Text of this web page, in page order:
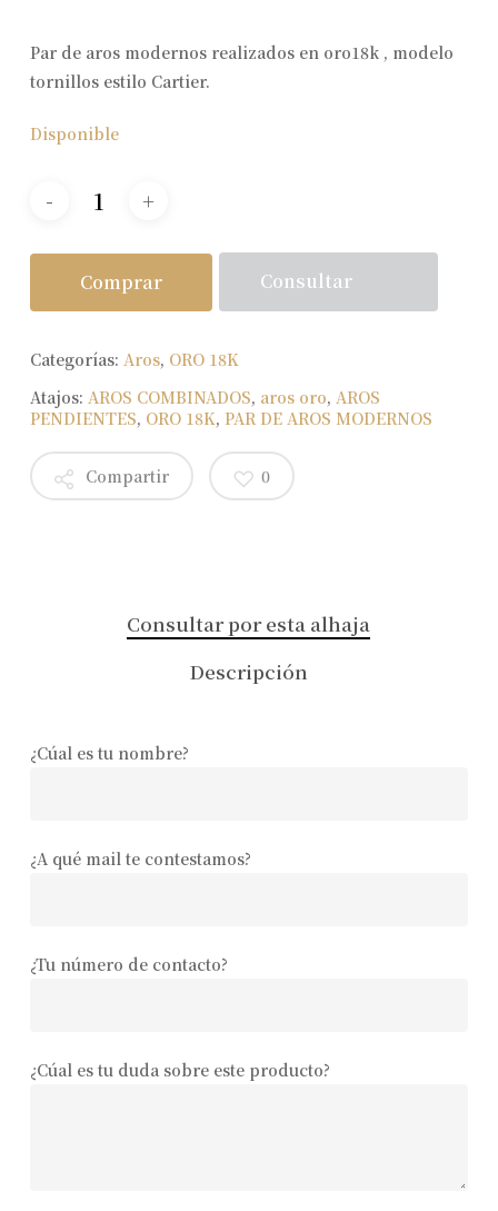
Par de aros modernos realizados en oro18k , modelo
tornillos estilo Cartier.
Disponible
Comprar Consultar
Categorías: Aros, ORO 18K
Atajos: AROS COMBINADOS, aros oro, AROS
PENDIENTES, ORO 18K, PAR DE AROS MODERNOS
Compartir 0
Consultar por esta alhaja
Descripción
¿Cúal es tu nombre?
¿A qué mail te contestamos?
¿Tu número de contacto?
¿Cúal es tu duda sobre este producto?